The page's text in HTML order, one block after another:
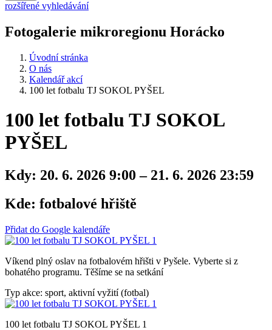
rozšířené vyhledávání
Fotogalerie mikroregionu Horácko
Úvodní stránka
O nás
Kalendář akcí
100 let fotbalu TJ SOKOL PYŠEL
100 let fotbalu TJ SOKOL
PYŠEL
Kdy: 20. 6. 2026 9:00 – 21. 6. 2026 23:59
Kde: fotbalové hřiště
Přidat do Google kalendáře
Víkend plný oslav na fotbalovém hřišti v Pyšele. Vyberte si z
bohatého programu. Těšíme se na setkání
Typ akce: sport, aktivní vyžití (fotbal)
100 let fotbalu TJ SOKOL PYŠEL 1